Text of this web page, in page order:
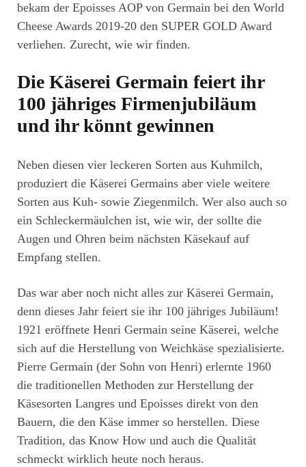
bekam der Epoisses AOP von Germain bei den World
Cheese Awards 2019-20 den SUPER GOLD Award
verliehen. Zurecht, wie wir finden.
Die Käserei Germain feiert ihr
100 jähriges Firmenjubiläum
und ihr könnt gewinnen
Neben diesen vier leckeren Sorten aus Kuhmilch,
produziert die Käserei Germains aber viele weitere
Sorten aus Kuh- sowie Ziegenmilch. Wer also auch so
ein Schleckermäulchen ist, wie wir, der sollte die
Augen und Ohren beim nächsten Käsekauf auf
Empfang stellen.
Das war aber noch nicht alles zur Käserei Germain,
denn dieses Jahr feiert sie ihr 100 jähriges Jubiläum!
1921 eröffnete Henri Germain seine Käserei, welche
sich auf die Herstellung von Weichkäse spezialisierte.
Pierre Germain (der Sohn von Henri) erlernte 1960
die traditionellen Methoden zur Herstellung der
Käsesorten Langres und Epoisses direkt von den
Bauern, die den Käse immer so herstellen. Diese
Tradition, das Know How und auch die Qualität
schmeckt wirklich heute noch heraus.